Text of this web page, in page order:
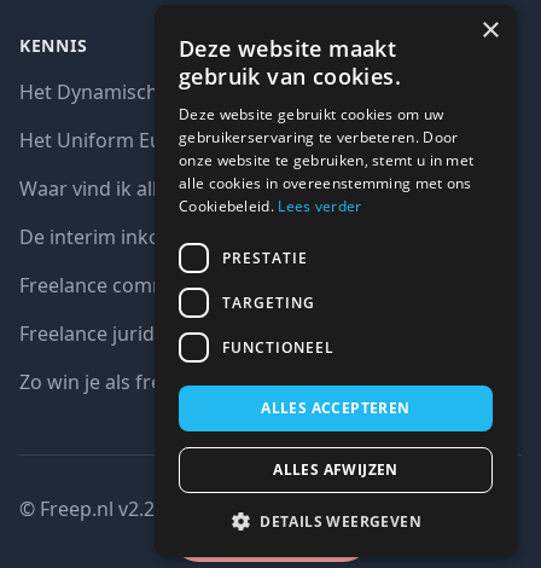
Gesloten
KENNIS
Het Dynamisch aankoopsysteem (DAS)
Het Uniform Europees Aanbestedingsdocument (UEA)
Waar vind ik alle interim opdrachten bij de overheid?
De interim inkoop markt in cijfers
Freelance communicatie vacatures
Freelance juridische vacatures
Zo win je als freelancer een aanbesteding
© Freep.nl v2.2 : 2026 copyright all right reserved
×
Deze website maakt
gebruik van cookies.
Deze website gebruikt cookies om uw
gebruikerservaring te verbeteren. Door
onze website te gebruiken, stemt u in met
alle cookies in overeenstemming met ons
Cookiebeleid. Lees verder
PRESTATIE
TARGETING
FUNCTIONEEL
ALLES ACCEPTEREN
ALLES AFWIJZEN
DETAILS WEERGEVEN